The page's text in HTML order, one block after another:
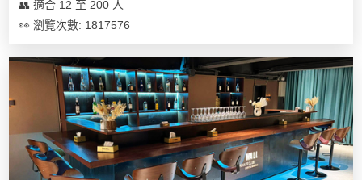
👥 適合 12 至 200 人
👀 瀏覽次數: 1817576